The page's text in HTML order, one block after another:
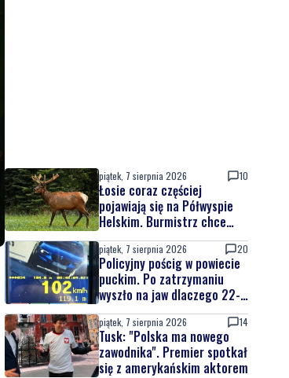
piątek, 7 sierpnia 2026 10
Łosie coraz częściej
pojawiają się na Półwyspie
Helskim. Burmistrz chce
nowych znaków drogowych
piątek, 7 sierpnia 2026 20
Policyjny pościg w powiecie
puckim. Po zatrzymaniu
wyszło na jaw dlaczego 22-
latek uciekał
piątek, 7 sierpnia 2026 14
Tusk: "Polska ma nowego
zawodnika". Premier spotkał
się z amerykańskim aktorem